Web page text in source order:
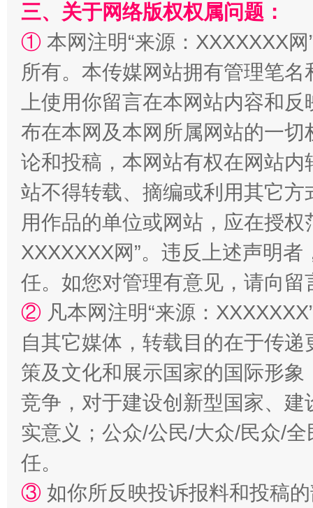
国家大学科技园优化重塑工作
三、关于网络版权权属问题：
① 本网注明“来源：XXXXXXX
所有。本传媒网站拥有管理笔
上使用你留言在本网站内容和
布在本网及本网所属网站的一
论和投稿，本网站有权在网站
站不得转载、摘编或利用其它
用作品的单位或网站，应在授
XXXXXXX网”。违反上述声明
任。如您对管理有意见，请向
② 凡本网注明“来源：
自其它媒体，转载目的在于传
策及文化和展示国家的国际形
竞争，对于建设创新型国家、
实意义；公众/公民/大众/民众/
任。
③ 如你所反映投诉报料和投稿